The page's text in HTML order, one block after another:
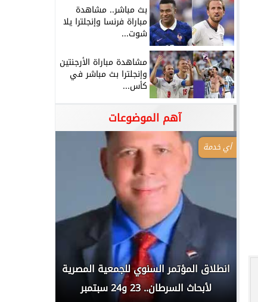
بث مباشر.. مشاهدة
مباراة فرنسا وإنجلترا يلا
شوت...
مشاهدة مباراة الأرجنتين
وإنجلترا بث مباشر في
كأس...
آهم الموضوعات
أي خدمة
انطلاق المؤتمر السنوي للجمعية المصرية
لأبحاث السرطان.. 23 و24 سبتمبر